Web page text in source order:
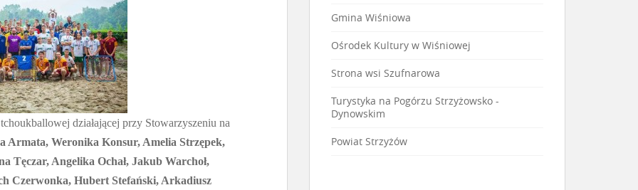
działającej przy Stowarzyszeniu na
Armata, Weronika Konsur, Amelia Strzępek,
Tęczar, Angelika Ochał, Jakub Warchoł,
Czerwonka, Hubert Stefański, Arkadiusz
Gmina Wiśniowa
Ośrodek Kultury w Wiśniowej
Strona wsi Szufnarowa
Turystyka na Pogórzu Strzyżowsko -
Dynowskim
Powiat Strzyżów